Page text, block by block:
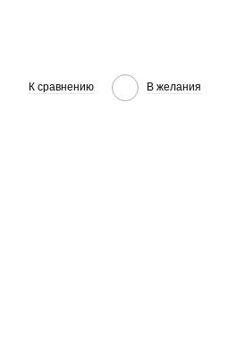
К сравнению В желания